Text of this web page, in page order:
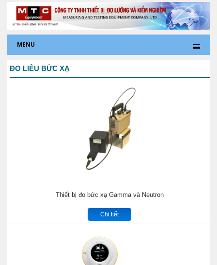
MENU
ĐO LIỀU BỨC XẠ
Thiết bị đo bức xạ Gamma và Neutron
Chi tiết